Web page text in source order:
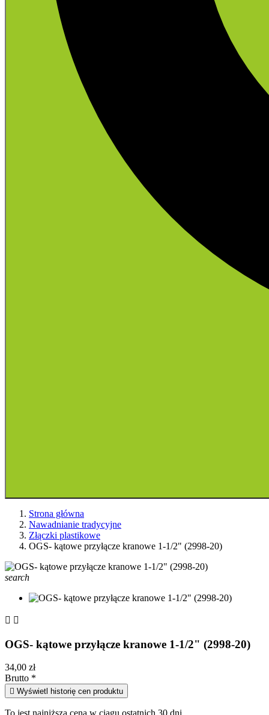
Strona główna
Nawadnianie tradycyjne
Złączki plastikowe
OGS- kątowe przyłącze kranowe 1-1/2" (2998-20)
search
 
OGS- kątowe przyłącze kranowe 1-1/2" (2998-20)
34,00 zł
Brutto *
 Wyświetl historię cen produktu